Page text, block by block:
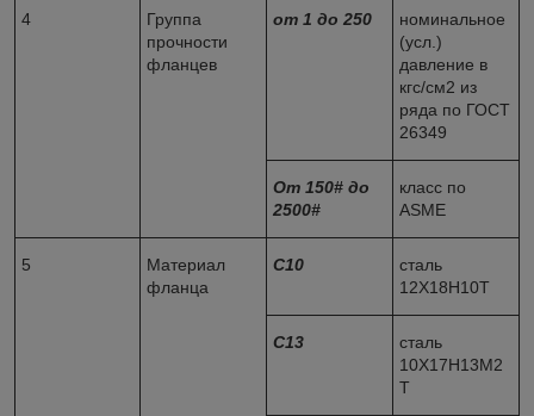
4
Группа
прочности
фланцев
от 1 до 250
номинальное
(усл.)
давление в
кгс/см2 из
ряда по ГОСТ
26349
От 150# до
2500#
класс по
ASME
5
Материал
фланца
С10
сталь
12Х18Н10Т
С13
сталь
10Х17Н13М2
Т